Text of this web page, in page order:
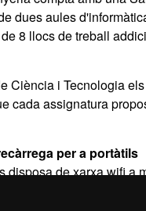
dues aules
8 llocs de treball
Ciència i Tecnologia
cada assignatura
per a portàtils
disposa de xarxa wifi a